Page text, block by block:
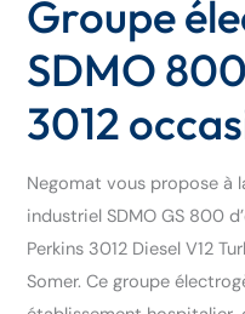
Groupe
SDMO
3012
Negomat vous propose à
industriel SDMO GS 800
Perkins 3012 Diesel V12
Somer. Ce groupe